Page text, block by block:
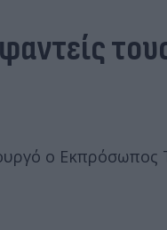
ο Εκπρόσωπος